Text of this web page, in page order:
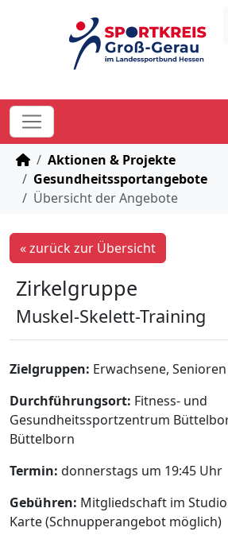
STARTSEITE
Aktionen & Projekte
Gesundheitssportangebote
Übersicht der Angebote
« zurück zur Übersicht
Zirkelgruppe
Muskel-Skelett-Training
Zielgruppen: Erwachsene, Senioren
Durchführungsort: Fitness- und
Gesundheitssportzentrum
Büttelborn
Termin: donnerstags um 19:45 Uhr
Gebühren: Mitgliedschaft im
Karte (Schnupperangebot möglich)